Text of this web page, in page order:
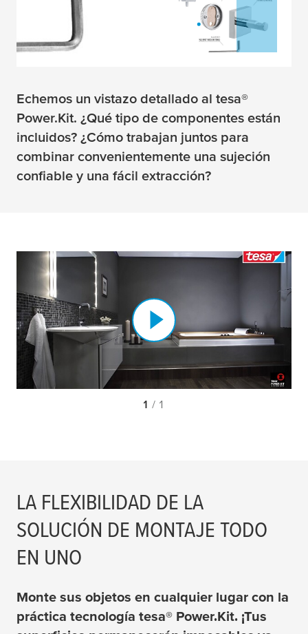
Echemos un vistazo detallado al tesa®
Power.Kit. ¿Qué tipo de componentes están
incluidos? ¿Cómo trabajan juntos para
combinar convenientemente una sujeción
confiable y una fácil extracción?
1 / 1
LA FLEXIBILIDAD DE LA
SOLUCIÓN DE MONTAJE TODO
EN UNO
Monte sus objetos en cualquier lugar con la
práctica tecnología tesa® Power.Kit. ¡Tus